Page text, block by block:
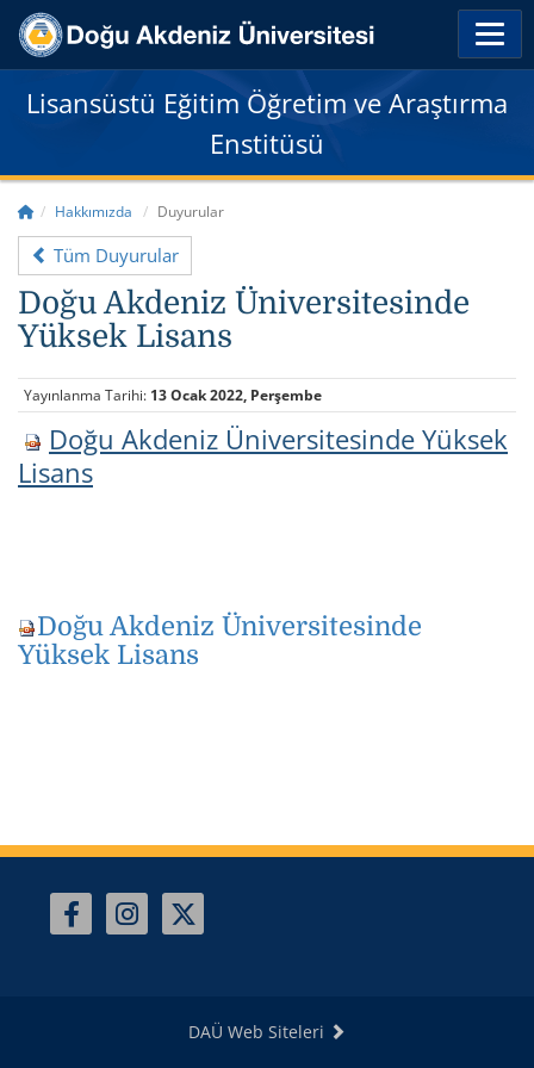
Lisansüstü Eğitim Öğretim ve Araştırma
Enstitüsü
Hakkımızda Duyurular
Tüm Duyurular
Doğu Akdeniz Üniversitesinde
Yüksek Lisans
Yayınlanma Tarihi: 13 Ocak 2022, Perşembe
Doğu Akdeniz Üniversitesinde Yüksek
Lisans
Doğu Akdeniz Üniversitesinde
Yüksek Lisans
DAÜ Web Siteleri